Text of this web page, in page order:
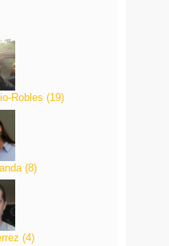
Robles (19)
(8)
(4)